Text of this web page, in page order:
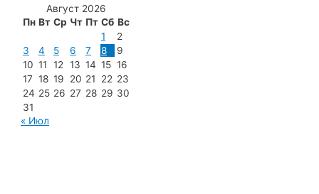
Август 2026
Пн Вт Ср Чт Пт Сб Вс
1
2
3
4 5 6 7 8
9
10 11 12 13 14 15 16
17 18 19 20 21 22 23
24 25 26 27 28 29 30
31
« Июл